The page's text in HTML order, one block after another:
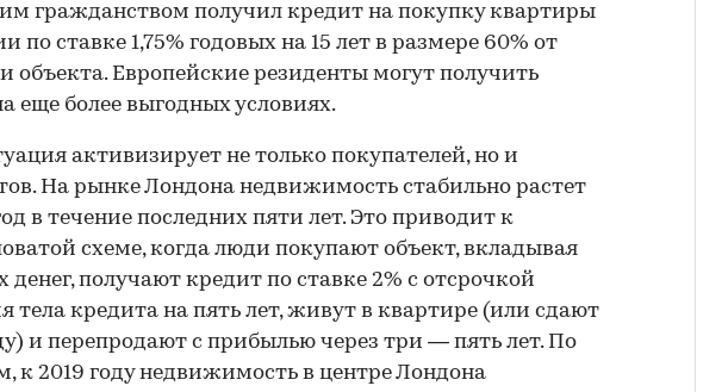
гражданством получил кредит на покупку квартиры
по ставке 1,75% годовых на 15 лет в размере 60% от
объекта. Европейские резиденты могут получить
еще более выгодных условиях.
активизирует не только покупателей, но и
На рынке Лондона недвижимость стабильно растет
в течение последних пяти лет. Это приводит к
схеме, когда люди покупают объект, вкладывая
денег, получают кредит по ставке 2% с отсрочкой
тела кредита на пять лет, живут в квартире (или сдают
и перепродают с прибылью через три — пять лет. По
к 2019 году недвижимость в центре Лондона